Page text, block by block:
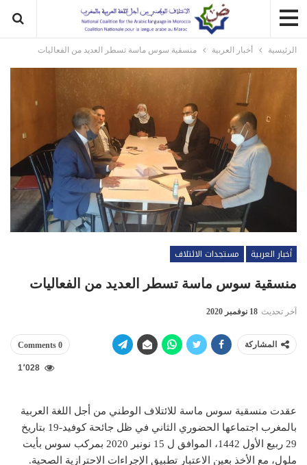
الرئيسية أخبار العربية منسقية سوس ماسة تسطر العديد من الفعاليات
أخبار العربية
مستجدات الائتلاف
منسقية سوس ماسة تسطر العديد من الفعاليات
آخر تحديث 18 نوفمبر 2020
المشاركة 0 Comments
1٬028
عقدت منسقية سوس ماسة للائتلاف الوطني من أجل اللغة العربية
بالمغرب اجتماعها الحضوري الثاني في ظل جائحة كوفيد-19 بتاريخ
29 ربيع الأول 1442، الموافق ل 15 نونبر 2020 بمركب سوس بأيت
ملول، مع الأخذ بعين الاعتبار تطبيق الإجراءات الاحترازية الصحية.